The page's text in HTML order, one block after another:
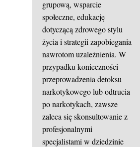
grupową, wsparcie
społeczne, edukację
dotyczącą zdrowego stylu
życia i strategii zapobiegania
nawrotom uzależnienia. W
przypadku konieczności
przeprowadzenia detoksu
narkotykowego lub odtrucia
po narkotykach, zawsze
zaleca się skonsultowanie z
profesjonalnymi
specjalistami w dziedzinie